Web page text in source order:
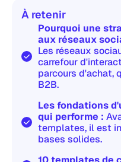
À retenir
Pourquoi une
aux réseaux
Les réseaux
carrefour
parcours d'achat,
B2B.
Les fondations
qui performe :
templates, il est
bases solides.